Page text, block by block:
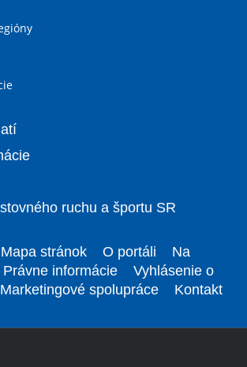
ruchu a športu SR
Mapa stránok O portáli
Na
Právne informácie
Vyhlásenie o
Marketingové spolupráce Kontakt